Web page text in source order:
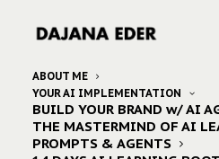
ABOUT ME
YOUR AI IMPLEMENTATION
BUILD YOUR BRAND w/ AI
THE MASTERMIND OF AI
PROMPTS & AGENTS
Home Posts